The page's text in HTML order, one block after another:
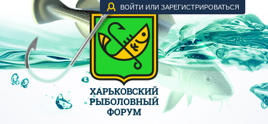
ВОЙТИ ИЛИ ЗАРЕГИСТРИРОВАТЬСЯ